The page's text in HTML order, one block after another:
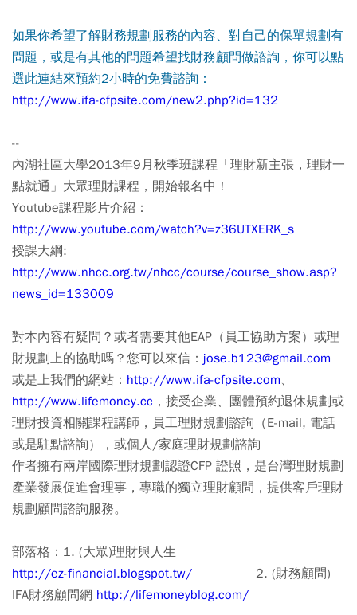
如果你希望了解財務規劃服務的內容、對自己的保單規劃有
問題，或是有其他的問題希望找財務顧問做諮詢，你可以點
選此連結來預約2小時的免費諮詢 ：
http://www.ifa-cfpsite.com/new2.php?id=132
--
內湖社區大學2013年9月秋季班課程「理財新主張，理財一
點就通」大眾理財課程，開始報名中！
Youtube課程影片介紹：
http://www.youtube.com/watch?v=z36UTXERK_s
授課大綱:
http://www.nhcc.org.tw/nhcc/course/course_show.asp?
news_id=133009
對本內容有疑問？或者需要其他EAP（員工協助方案）或理
財規劃上的協助嗎？您可以來信： jose.b123@gmail.com
或是上我們的網站： http://www.ifa-cfpsite.com、
http://www.lifemoney.cc ，接受企業、團體預約退休規劃或
理財投資相關課程講師，員工理財規劃諮詢（E-mail, 電話
或是駐點諮詢），或個人/家庭理財規劃諮詢
作者擁有兩岸國際理財規劃認證CFP 證照，是台灣理財規劃
產業發展促進會理事，專職的獨立理財顧問，提供客戶理財
規劃顧問諮詢服務。
部落格：1. (大眾)理財與人生
http://ez-financial.blogspot.tw/ 2. (財務顧問)
IFA財務顧問網 http://lifemoneyblog.com/